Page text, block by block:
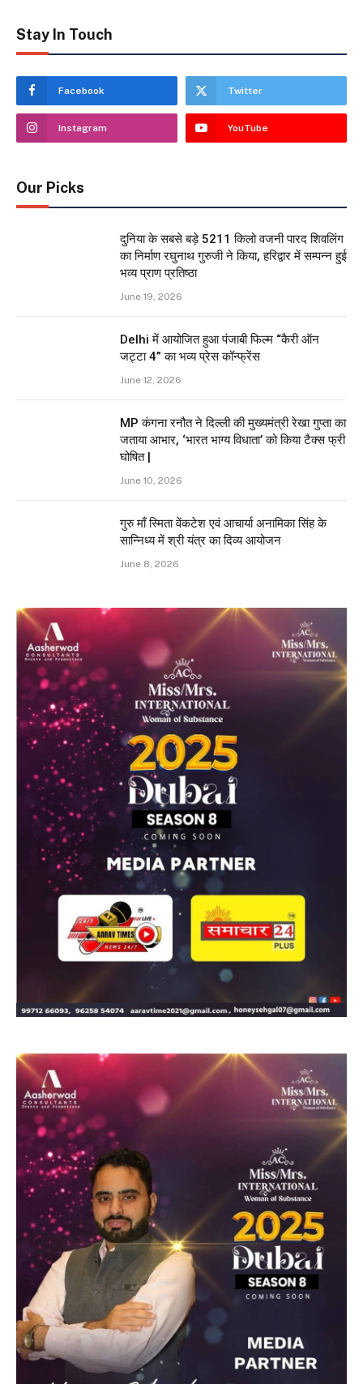
Stay In Touch
Facebook Twitter
Instagram YouTube
Our Picks
दुनिया के सबसे बड़े 5211 किलो वजनी पारद शिवलिंग
का निर्माण रघुनाथ गुरुजी ने किया, हरिद्वार में सम्पन्न हुई
भव्य प्राण प्रतिष्ठा
June 19, 2026
Delhi में आयोजित हुआ पंजाबी फिल्म “कैरी ऑन
जट्टा 4” का भव्य प्रेस कॉन्फ्रेंस
June 12, 2026
MP कंगना रनौत ने दिल्ली की मुख्यमंत्री रेखा गुप्ता का
जताया आभार, ‘भारत भाग्य विधाता’ को किया टैक्स फ्री
घोषित |
June 10, 2026
गुरु माँ स्मिता वेंकटेश एवं आचार्या अनामिका सिंह के
सान्निध्य में श्री यंत्र का दिव्य आयोजन
June 8, 2026